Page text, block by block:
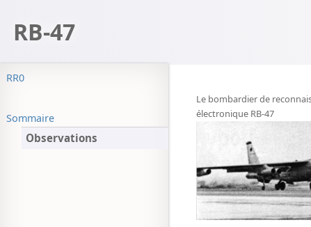
RB-47
RR0
Sommaire
Observations
Le bombardier de
électronique RB-47